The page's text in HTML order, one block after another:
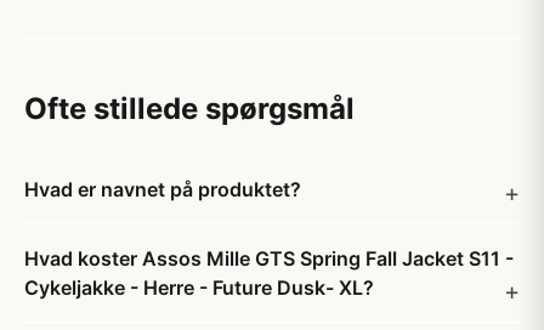
Ofte stillede spørgsmål
Hvad er navnet på produktet?
Hvad koster Assos Mille GTS Spring Fall Jacket S11 -
Cykeljakke - Herre - Future Dusk- XL?